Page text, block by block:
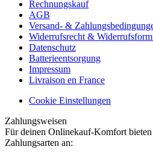
Rechnungskauf
AGB
Versand- &
Widerrufsrecht &
Datenschutz
Batterieentsorgung
Impressum
Livraison en France
Cookie Einstellungen
Zahlungsweisen
Für deinen Onlinekauf-Komfort
Zahlungsarten an: